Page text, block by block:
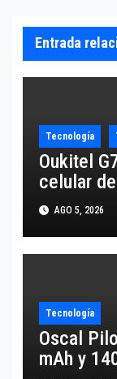
Entrada
Tecnología
Oukitel
celular
10,600
AGO 5, 2026
Tecnología
Oscal
mAh y